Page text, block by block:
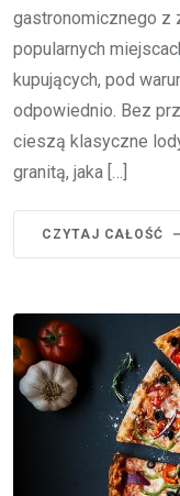
gastronomicznego z
popularnych
kupujących, pod
odpowiednio. Bez
cieszą klasyczne
granitą, jaka […]
CZYTAJ CAŁOŚĆ